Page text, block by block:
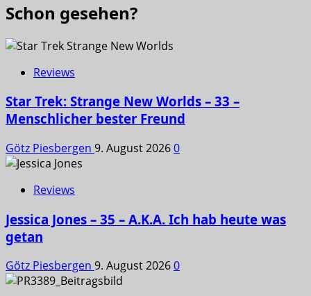
Schon gesehen?
Reviews
Star Trek: Strange New Worlds – 33 –
Menschlicher bester Freund
Götz Piesbergen 9. August 20260
Reviews
Jessica Jones – 35 – A.K.A. Ich hab heute was
getan
Götz Piesbergen 9. August 20260